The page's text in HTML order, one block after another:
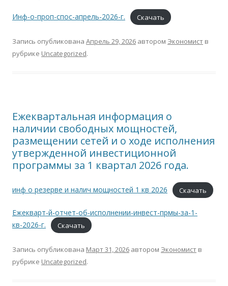
Инф-о-проп-спос-апрель-2026-г. Скачать
Запись опубликована Апрель 29, 2026 автором Экономист в
рубрике Uncategorized.
Ежеквартальная информация о
наличии свободных мощностей,
размещении сетей и о ходе исполнения
утвержденной инвестиционной
программы за 1 квартал 2026 года.
инф о резерве и налич мощностей 1 кв 2026 Скачать
Ежекварт-й-отчет-об-исполнении-инвест-прмы-за-1-
кв-2026-г.
Скачать
Запись опубликована Март 31, 2026 автором Экономист в
рубрике Uncategorized.